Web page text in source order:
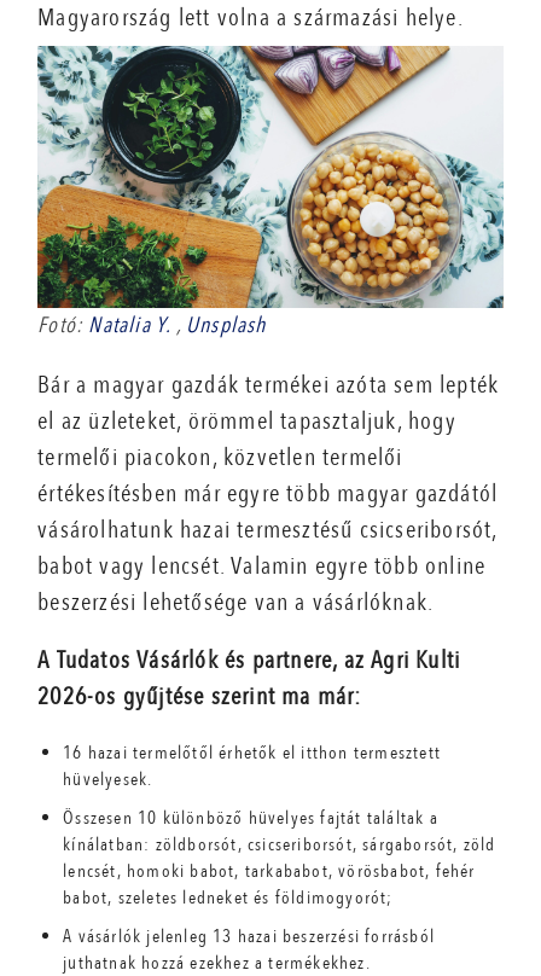
Magyarország lett volna a származási helye.
Fotó: Natalia Y. , Unsplash
Bár a magyar gazdák termékei azóta sem lepték
el az üzleteket, örömmel tapasztaljuk, hogy
termelői piacokon, közvetlen termelői
értékesítésben már egyre több magyar gazdától
vásárolhatunk hazai termesztésű csicseriborsót,
babot vagy lencsét. Valamin egyre több online
beszerzési lehetősége van a vásárlóknak.
A Tudatos Vásárlók és partnere, az Agri Kulti
2026-os gyűjtése szerint ma már:
16 hazai termelőtől érhetők el itthon termesztett
hüvelyesek.
Összesen 10 különböző hüvelyes fajtát találtak a
kínálatban: zöldborsót, csicseriborsót, sárgaborsót, zöld
lencsét, homoki babot, tarkababot, vörösbabot, fehér
babot, szeletes ledneket és földimogyorót;
A vásárlók jelenleg 13 hazai beszerzési forrásból
juthatnak hozzá ezekhez a termékekhez.